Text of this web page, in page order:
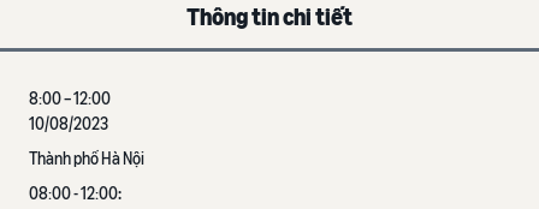
Thông tin chi tiết
8:00 – 12:00
10/08/2023
Thành phố Hà Nội
08:00 - 12:00: